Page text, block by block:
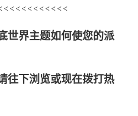
世界主题如何使您的派
往下浏览或现在拨打热